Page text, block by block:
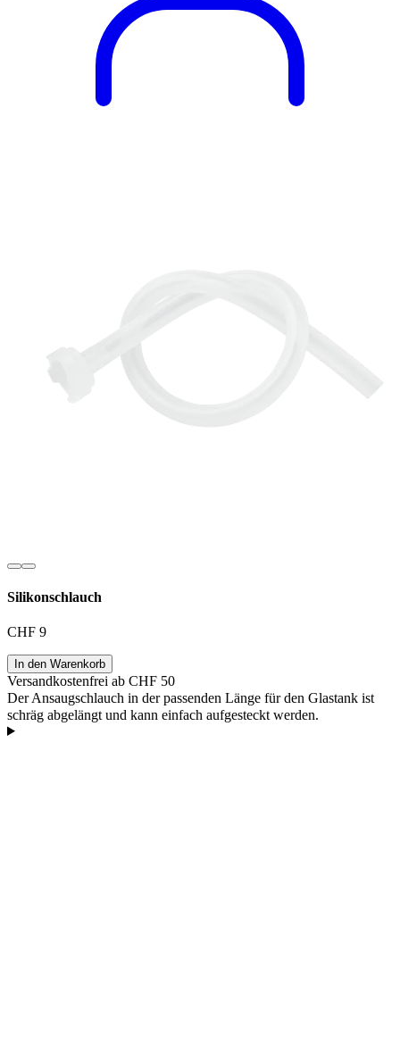
Silikonschlauch
CHF 9
In den Warenkorb
Versandkostenfrei ab CHF 50
Der Ansaugschlauch in der passenden Länge für den Glastank ist
schräg abgelängt und kann einfach aufgesteckt werden.